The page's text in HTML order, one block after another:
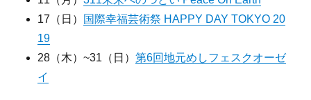
17（日） 国際幸福芸術祭 HAPPY DAY TOKYO 20
19
28（木）~31（日）第6回地元めしフェスクオーゼ
イ